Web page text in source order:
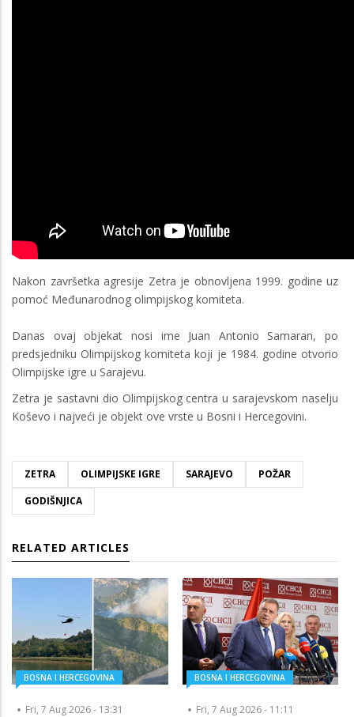
Nakon završetka agresije Zetra je obnovljena 1999. godine uz
pomoć Međunarodnog olimpijskog komiteta.
Danas ovaj objekat nosi ime Juan Antonio Samaran, po
predsjedniku Olimpijskog komiteta koji je 1984. godine otvorio
Olimpijske igre u Sarajevu.
Zetra je sastavni dio Olimpijskog centra u sarajevskom naselju
Koševo i najveći je objekt ove vrste u Bosni i Hercegovini.
ZETRA OLIMPIJSKE IGRE SARAJEVO
POŽAR
GODIŠNJICA
RELATED ARTICLES
BOSNA I HERCEGOVINA
Fri, 7 Aug 2026 - 13:31
BOSNA I HERCEGOVINA
Fri, 7 Aug 2026 - 11:11